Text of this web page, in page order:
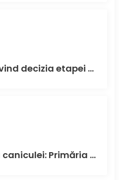
ANUNȚ PUBLIC privind decizia etapei de încadrare – ’’Complex de sănătate – Spital Municipal Buzău, etapa construire spital – faza Studiu de Fezabilitate’’
Măsuri împotriva caniculei: Primăria Buzău anunță spații de răcorire în farmaciile partenere